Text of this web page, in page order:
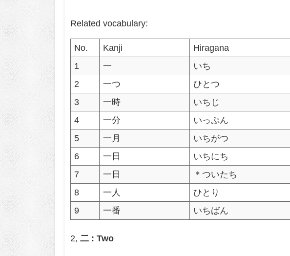
Related vocabulary:
No. Kanji Hiragana
1
一 いち
2
一つ ひとつ
3
一時 いちじ
4
一分 いっぷん
5
一月 いちがつ
6
一日 いちにち
7
一日 ＊ついたち
8
一人 ひとり
9
一番 いちばん
2, 二 : Two